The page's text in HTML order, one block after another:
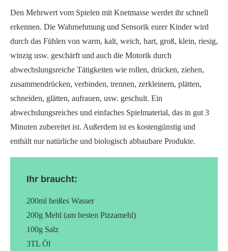
Den Mehrwert vom Spielen mit Knetmasse werdet ihr schnell
erkennen. Die Wahrnehmung und Sensorik eurer Kinder wird
durch das Fühlen von warm, kalt, weich, hart, groß, klein, riesig,
winzig usw. geschärft und auch die Motorik durch
abwechslungsreiche Tätigkeiten wie rollen, drücken, ziehen,
zusammendrücken, verbinden, trennen, zerkleinern, plätten,
schneiden, glätten, aufrauen, usw. geschult. Ein
abwechslungsreiches und einfaches Spielmaterial, das in gut 3
Minuten zubereitet ist. Außerdem ist es kostengünstig und
enthält nur natürliche und biologisch abbaubare Produkte.
Ihr braucht:
200ml heißes Wasser
200g Mehl (am besten Pizzamehl)
100g Salz
3TL Öl